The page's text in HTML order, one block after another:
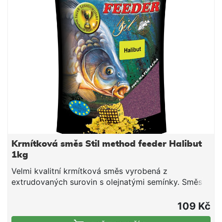
dovlhčujeme. Po vsáknutí a vzniku vhodné
konzistence plníme do krmítek.
Krmítková směs Stil method feeder Halibut
1kg
Velmi kvalitní krmítková směs vyrobená z
extrudovaných surovin s olejnatými semínky. Směs
se o směs tepelně upravených obilovin a olejnatin,
doplněnou o živočišné moučky a atraktivní aroma.
109 Kč